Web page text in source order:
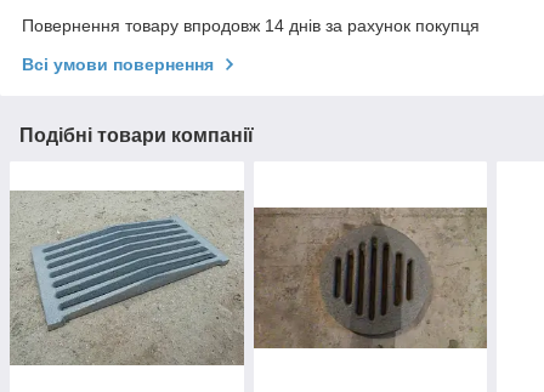
Повернення товару впродовж 14 днів за рахунок покупця
Всі умови повернення
Подібні товари компанії